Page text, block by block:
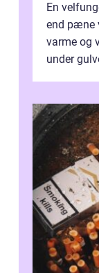
En
end pæne
varme og
under